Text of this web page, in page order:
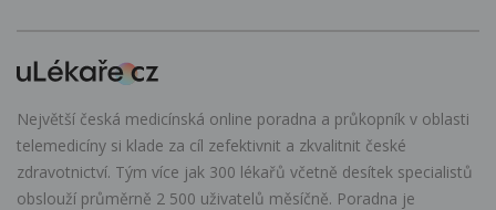
Největší česká medicínská online poradna a průkopník v oblasti
telemedicíny si klade za cíl zefektivnit a zkvalitnit české
zdravotnictví. Tým více jak 300 lékařů včetně desítek specialistů
obslouží průměrně 2 500 uživatelů měsíčně. Poradna je